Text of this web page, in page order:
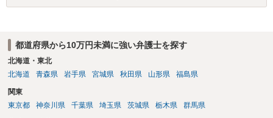
都道府県から10万円未満に強い弁護士を探す
北海道・東北
北海道
青森県 岩手県 宮城県 秋田県 山形県 福島県
関東
東京都
神奈川県 千葉県 埼玉県 茨城県 栃木県 群馬県